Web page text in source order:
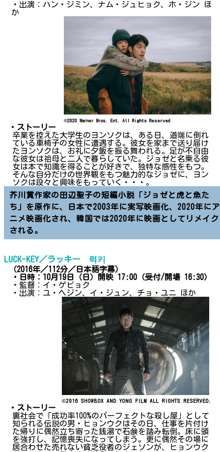
・出演：ハン・ジミン、ナム・ジュヒョク、ホ・ジン ほ
か
©2020 Warner Bros. Ent. All Rights Reserved
・ストーリー
卒業を控えた大学生のヨンソクは、ある日、道端に倒れ
ている車椅子の女性に遭遇する。彼女を家まで送り届け
たヨンソクは、お礼に夕飯を振る舞われる。足が不自由
な彼女は祖母と二人で暮らしていた。ジョゼと名乗る彼
女は本で知識を得ることが好きで、独特な感性をもつ。
そんな自分だけの世界観をもつ魅力的なジョゼに、ヨン
ソクは段々と興味をもっていく・・・。
芥川賞作家の田辺聖子の短編小説「ジョゼと虎と魚た
ち」を原作に、日本で2003年に実写映画化、2020年にア
ニメ映画化され、韓国では2020年に映画としてリメイク
される。
LUCK-KEY／ラッキー 럭키
（2016年／112分／日本語字幕）
・日時：10月19日（日）開映 17:00（受付/開場 16:30）
・監督：イ・ゲビョク
・出演：ユ・ヘジン、イ・ジュン、チョ・ユニ ほか
©2016 SHOWBOX AND YONG FILM ALL RIGHTS RESERVED.
・ストーリー
裏社会で「成功率100%のパーフェクトな殺し屋」として
知られる伝説の男・ヒョンウクはその日、仕事を片付け
た帰りに偶然立ち寄った銭湯で石鹸を踏み転倒。床に頭
を強打し、記憶喪失になってしまう。更に偶然その場に
居合わせた売れない貧乏役者のジェソンが、ヒョンウク